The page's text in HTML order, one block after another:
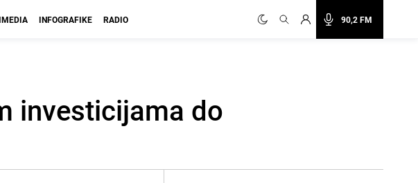
90,2 FM
INFOGRAFIKE RADIO
investicijama do